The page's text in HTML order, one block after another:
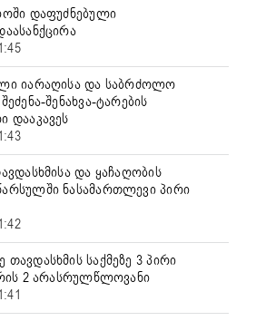
დაფუძნებული
იარაღისა და საბრძოლო
შენახვა-ტარების
დააკავეს
და ყაჩაღობის
ნასამართლევი პირი
საქმეზე 3 პირი
2 არასრულწლოვანი